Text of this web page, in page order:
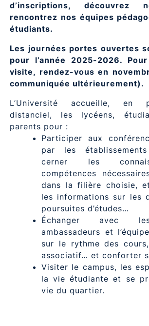
d’inscriptions, découvrez
rencontrez nos équipes
étudiants.
Les journées portes ouvertes
pour l’année 2025-2026.
visite, rendez-vous en
communiquée ultérieurement).
L’Université accueille, en
distanciel, les lycéens,
parents pour :
Participer aux
par les
cerner les
compétences
dans la filière choisie,
les informations sur les
poursuites d’études…
Échanger avec
ambassadeurs et
sur le rythme des cours,
associatif… et conforter
Visiter le campus, les
la vie étudiante et se
vie du quartier.